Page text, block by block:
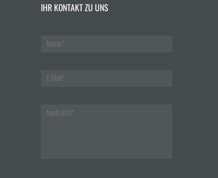
IHR KONTAKT ZU UNS